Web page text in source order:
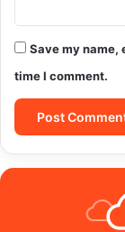
Save my name,
time I comment.